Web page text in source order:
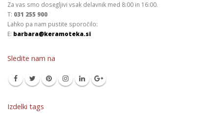
Za vas smo dosegljivi vsak delavnik med 8:00 in 16:00.
T: 031 255 900
Lahko pa nam pustite sporočilo:
E: barbara@keramoteka.si
Sledite nam na
Izdelki tags